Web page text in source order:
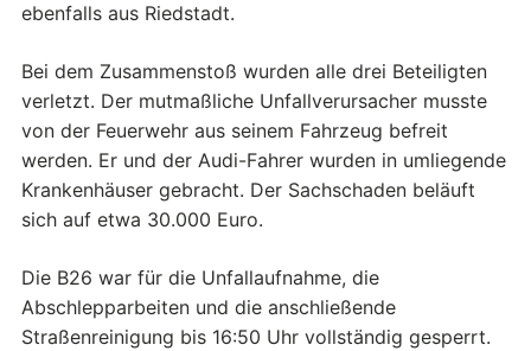
ebenfalls aus Riedstadt.
Bei dem Zusammenstoß wurden alle drei Beteiligten
verletzt. Der mutmaßliche Unfallverursacher musste
von der Feuerwehr aus seinem Fahrzeug befreit
werden. Er und der Audi-Fahrer wurden in umliegende
Krankenhäuser gebracht. Der Sachschaden beläuft
sich auf etwa 30.000 Euro.
Die B26 war für die Unfallaufnahme, die
Abschlepparbeiten und die anschließende
Straßenreinigung bis 16:50 Uhr vollständig gesperrt.